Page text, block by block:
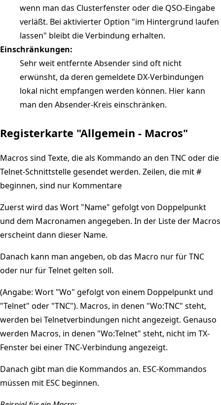
wenn man das Clusterfenster oder die QSO-Eingabe
verläßt. Bei aktivierter Option "im Hintergrund laufen
lassen" bleibt die Verbindung erhalten.
Einschränkungen:
Sehr weit entfernte Absender sind oft nicht
erwünsht, da deren gemeldete DX-Verbindungen
lokal nicht empfangen werden können. Hier kann
man den Absender-Kreis einschränken.
Registerkarte "Allgemein - Macros"
Macros sind Texte, die als Kommando an den TNC oder die
Telnet-Schnittstelle gesendet werden. Zeilen, die mit #
beginnen, sind nur Kommentare
Zuerst wird das Wort "Name" gefolgt von Doppelpunkt
und dem Macronamen angegeben. In der Liste der Macros
erscheint dann dieser Name.
Danach kann man angeben, ob das Macro nur für TNC
oder nur für Telnet gelten soll.
(Angabe: Wort "Wo" gefolgt von einem Doppelpunkt und
"Telnet" oder "TNC"). Macros, in denen "Wo:TNC" steht,
werden bei Telnetverbindungen nicht angezeigt. Genauso
werden Macros, in denen "Wo:Telnet" steht, nicht im TX-
Fenster bei einer TNC-Verbindung angezeigt.
Danach gibt man die Kommandos an. ESC-Kommandos
müssen mit ESC beginnen.